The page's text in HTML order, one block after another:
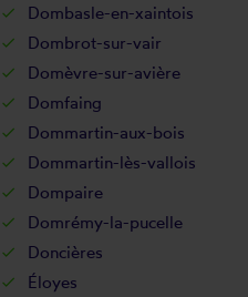
Dombasle-en-xaintois
Dombrot-sur-vair
Domèvre-sur-avière
Domfaing
Dommartin-aux-bois
Dommartin-lès-vallois
Dompaire
Domrémy-la-pucelle
Doncières
Éloyes